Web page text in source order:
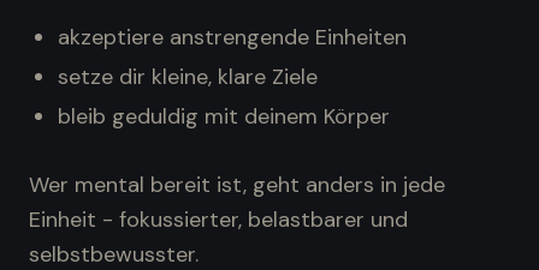
akzeptiere anstrengende Einheiten
setze dir kleine, klare Ziele
bleib geduldig mit deinem Körper
Wer mental bereit ist, geht anders in jede
Einheit - fokussierter, belastbarer und
selbstbewusster.